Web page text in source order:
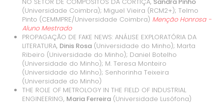
(Universidade Coimbra); Miguel Vieira (RCM2+); Telmo
Pinto (CEMMPRE/Universidade Coimbra) Menção Honrosa -
Aluno Mestrado
PROPAGAÇÃO DE FAKE NEWS: ANÁLISE EXPLORATÓRIA DA
LITERATURA, Dinis Rosa (Universidade do Minho); Marta
Ribeiro (Universidade do Minho); Daniel Botelho
(Universidade do Minho); M. Teresa Monteiro
(Universidade do Minho); Senhorinha Teixeira
(Universidade do Minho)
THE ROLE OF METROLOGY IN THE FIELD OF INDUSTRIAL
ENGINEERING, Maria Ferreira (Universidade Lusófona)